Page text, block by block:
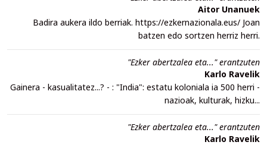
Aitor Unanuek
Badira aukera ildo berriak. https://ezkernazionala.eus/ Joan
batzen edo sortzen herriz herri.
"Ezker abertzalea eta..." erantzuten
Karlo Ravelik
Gainera - kasualitatez...? - : "India": estatu koloniala ia 500 herri -
nazioak, kulturak, hizku...
"Ezker abertzalea eta..." erantzuten
Karlo Ravelik